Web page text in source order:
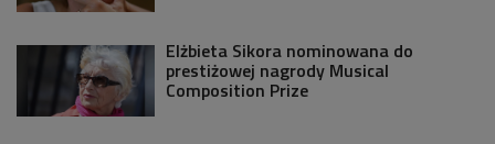
Elżbieta Sikora nominowana do
prestiżowej nagrody Musical
Composition Prize